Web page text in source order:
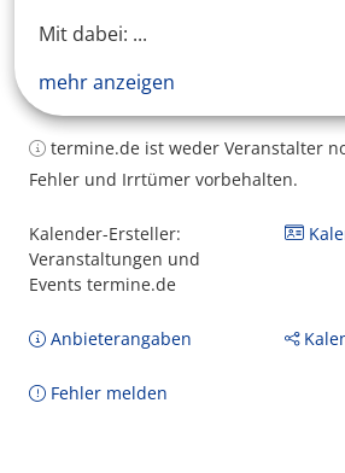
Mit dabei: ...
mehr anzeigen
termine.de ist weder Veranstalter
Fehler und Irrtümer vorbehalten.
Kalender-Ersteller:
Veranstaltungen und
Events termine.de
Anbieterangaben
Fehler melden